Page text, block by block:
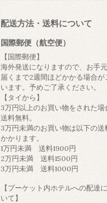
配送方法・送料について
国際郵便（航空便）
【国際郵便】
海外発送になりますので、お手
届くまで2週間ほどかかる場合が
います。予めご了承ください。
【タイから】
3万円以上のお買い物をされた場
送料無料。
3万円未満のお買い物は以下の送
かかります。
1万円未満 送料1900円
2万円未満 送料1500円
3万円未満 送料1000円
【プーケット内ホテルへの配達
いて】